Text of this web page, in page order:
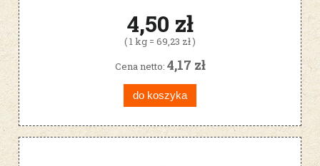
4,50 zł
( 1 kg = 69,23 zł )
Cena netto: 4,17 zł
do koszyka